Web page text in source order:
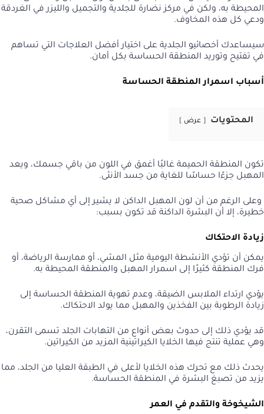
المحيطة به، ولكن في مركز نضارة للجلدية والتجميل والليزر في الغردقة
ودعي كل هذه المخاوف.
سيساعدك أخصائيو الجلدية على اختيار أفضل العلاجات التي تساهم
في تفتيح وتوريد المنطقة الحساسة بكل أمان.
أسباب اسمرار المنطقة الحساسة
المحتويات عرض
تكون المنطقة الحميمة غالبًا أغمق في اللون من باقي جسمك، ويعد
المهبل جزءًا حساسًا للغاية من جسد الأنثى.
وعلى الرغم من أن لون المهبل الداكن لا يشير إلى أي مشاكل صحية
خطيرة، إلا أن البشرة الداكنة قد تكون بسبب:
زيادة الاحتكاك
يمكن أن تؤدي الأنشطة اليومية مثل المشي، أو ممارسة الرياضة، أو
فرك المنطقة كثيرًا إلى اسمرار المهبل والمنطقة المحيطة به.
يؤدي ارتداء الملابس الضيقة، وعدم تهوية المنطقة الحساسة إلى
زيادة الرطوبة بين الفخذين والمهبل مما يولد الاحتكاك.
قد يؤدي ذلك إلى حدوث بعض أنواع من التهابات الجلد تسمى التقرن،
وهي عملية تنتج فيها الخلايا الكيراتينية المزيد من الكيراتين.
يحدث ذلك مع تحرك هذه الخلايا لأعلى في الطبقة العليا من الجلد، مما
يزيد من تصبغ البشرة في المنطقة الحساسة.
الشيخوخة والتقدم في العمر